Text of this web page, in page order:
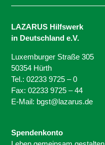
LAZARUS Hilfswerk
in Deutschland e.V.
Luxemburger Straße 305
50354 Hürth
Tel.: 02233 9725 – 0
Fax: 02233 9725 – 44
E-Mail: bgst@lazarus.de
Spendenkonto